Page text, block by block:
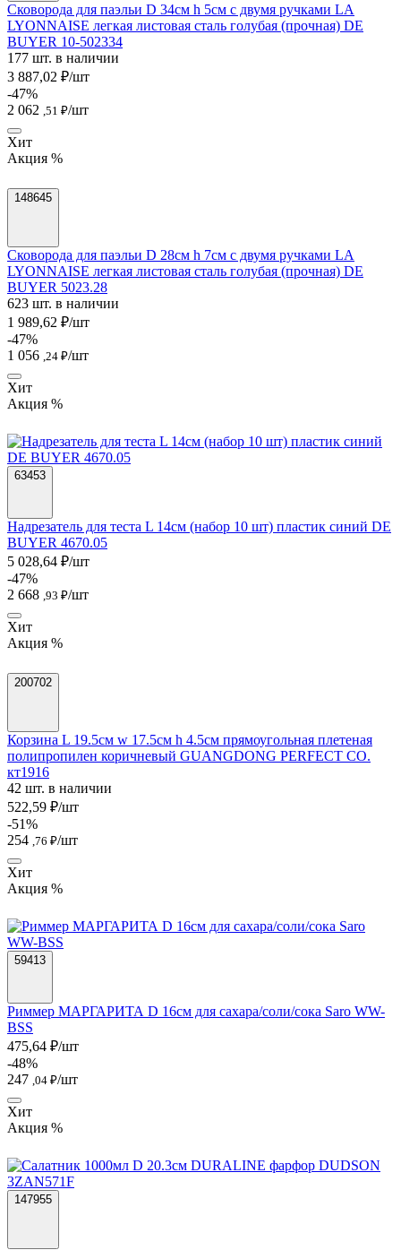
Сковорода для паэльи D 34см h 5см с двумя ручками LA
LYONNAISE легкая листовая сталь голубая (прочная) DE
BUYER 10-502334
177 шт. в наличии
3 887,02 ₽/шт
-47%
2 062 ,51 ₽/шт
Хит
Акция %
148645
Сковорода для паэльи D 28см h 7см с двумя ручками LA
LYONNAISE легкая листовая сталь голубая (прочная) DE
BUYER 5023.28
623 шт. в наличии
1 989,62 ₽/шт
-47%
1 056 ,24 ₽/шт
Хит
Акция %
63453
Надрезатель для теста L 14см (набор 10 шт) пластик синий DE
BUYER 4670.05
5 028,64 ₽/шт
-47%
2 668 ,93 ₽/шт
Хит
Акция %
200702
Корзина L 19.5см w 17.5см h 4.5см прямоугольная плетеная
полипропилен коричневый GUANGDONG PERFECT CO.
кт1916
42 шт. в наличии
522,59 ₽/шт
-51%
254 ,76 ₽/шт
Хит
Акция %
59413
Риммер МАРГАРИТА D 16см для сахара/соли/сока Saro WW-
BSS
475,64 ₽/шт
-48%
247 ,04 ₽/шт
Хит
Акция %
147955